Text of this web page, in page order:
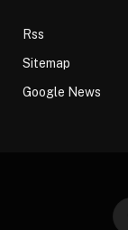
Rss
Sitemap
Google News